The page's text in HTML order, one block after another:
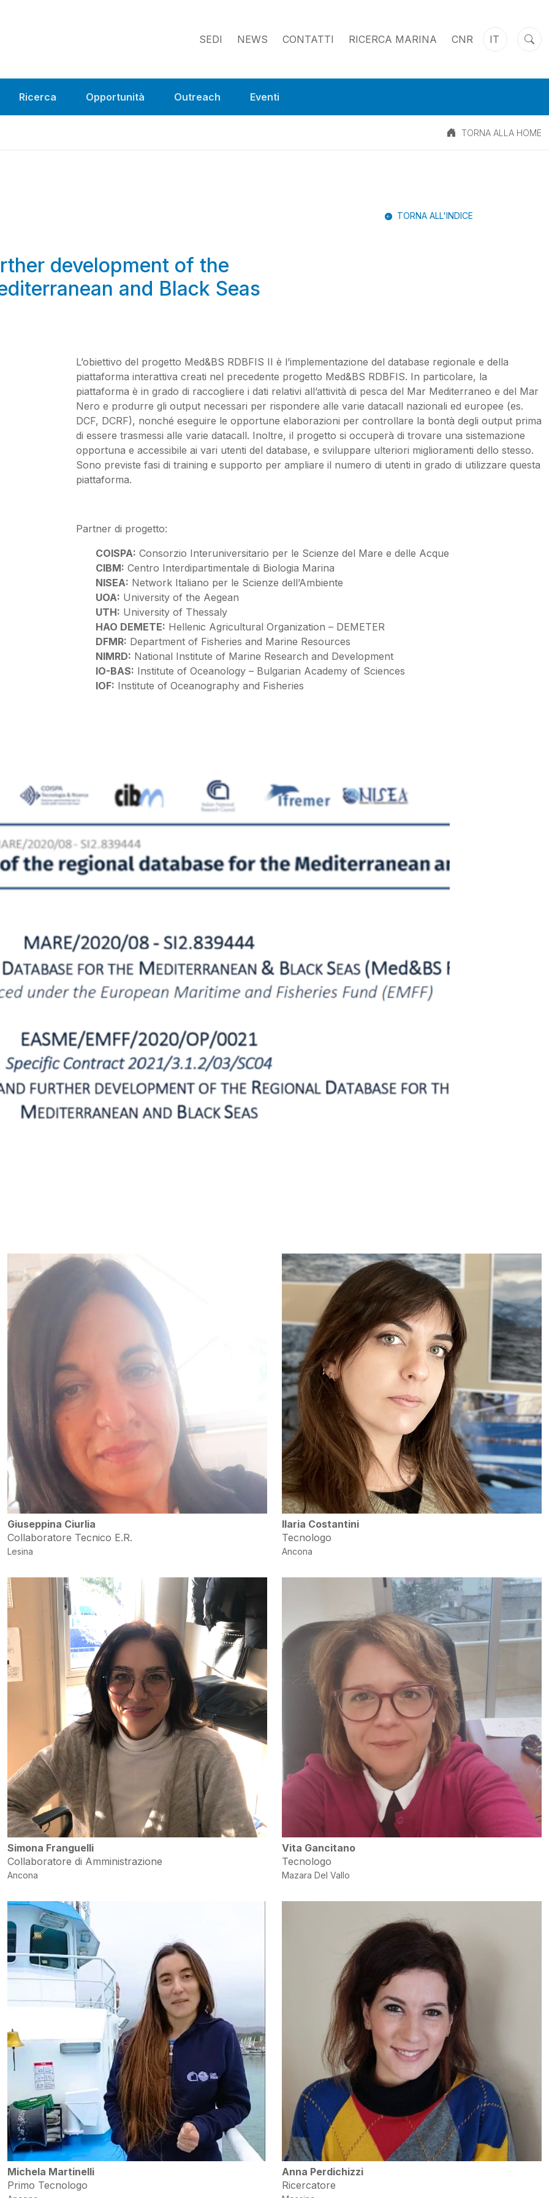
SEDI NEWS CONTATTI RICERCA MARINA CNR IT
Ricerca Opportunità Outreach Eventi
TORNA ALLA HOME
development of the
and Black Seas
TORNA ALL'INDICE
L’obiettivo del progetto Med&BS RDBFIS II è l’implementazione del database regionale e della
piattaforma interattiva creati nel precedente progetto Med&BS RDBFIS. In particolare, la
piattaforma è in grado di raccogliere i dati relativi all’attività di pesca del Mar Mediterraneo e del Mar
Nero e produrre gli output necessari per rispondere alle varie datacall nazionali ed europee (es.
DCF, DCRF), nonché eseguire le opportune elaborazioni per controllare la bontà degli output prima
di essere trasmessi alle varie datacall. Inoltre, il progetto si occuperà di trovare una sistemazione
opportuna e accessibile ai vari utenti del database, e sviluppare ulteriori miglioramenti dello stesso.
Sono previste fasi di training e supporto per ampliare il numero di utenti in grado di utilizzare questa
piattaforma.
Partner di progetto:
COISPA: Consorzio Interuniversitario per le Scienze del Mare e delle Acque
CIBM: Centro Interdipartimentale di Biologia Marina
NISEA: Network Italiano per le Scienze dell’Ambiente
UOA: University of the Aegean
UTH: University of Thessaly
HAO DEMETE: Hellenic Agricultural Organization – DEMETER
DFMR: Department of Fisheries and Marine Resources
NIMRD: National Institute of Marine Research and Development
IO-BAS: Institute of Oceanology – Bulgarian Academy of Sciences
IOF: Institute of Oceanography and Fisheries
Giuseppina Ciurlia
Collaboratore Tecnico E.R.
Lesina
Ilaria Costantini
Tecnologo
Ancona
Simona Franguelli
Collaboratore di Amministrazione
Ancona
Vita Gancitano
Tecnologo
Mazara Del Vallo
Michela Martinelli
Primo Tecnologo
Anna Perdichizzi
Ricercatore